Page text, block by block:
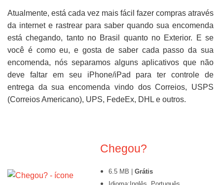
Atualmente, está cada vez mais fácil fazer compras através
da internet e rastrear para saber quando sua encomenda
está chegando, tanto no Brasil quanto no Exterior. E se
você é como eu, e gosta de saber cada passo da sua
encomenda, nós separamos alguns aplicativos que não
deve faltar em seu iPhone/iPad para ter controle de
entrega da sua encomenda vindo dos Correios, USPS
(Correios Americano), UPS, FedeEx, DHL e outros.
Chegou?
6.5 MB | Grátis